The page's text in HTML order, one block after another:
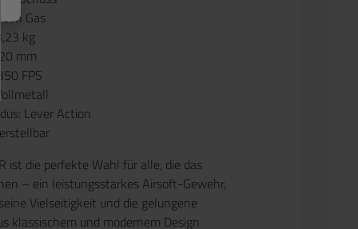
Gas
kg
mm
FPS
Lever Action
ist die perfekte Wahl für alle, die das
– ein leistungsstarkes Airsoft-Gewehr,
Vielseitigkeit und die gelungene
klassischem und modernem Design